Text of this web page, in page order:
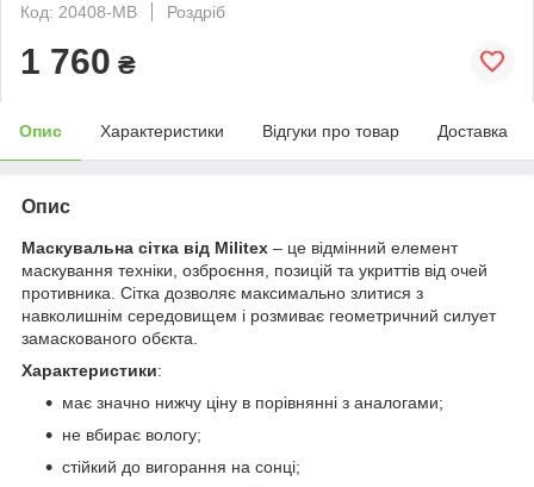
Код: 20408-МВ
Роздріб
1 760 ₴
Опис Характеристики Відгуки про товар Доставка
Опис
Маскувальна сітка від Militex – це відмінний елемент
маскування техніки, озброєння, позицій та укриттів від очей
противника. Сітка дозволяє максимально злитися з
навколишнім середовищем і розмиває геометричний силует
замаскованого обєкта.
Характеристики:
має значно нижчу ціну в порівнянні з аналогами;
не вбирає вологу;
стійкий до вигорання на сонці;